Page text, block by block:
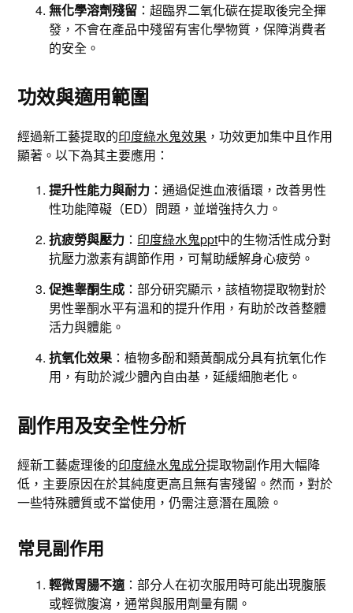
無化學溶劑殘留 ：超臨界二氧化碳在提取後完全揮
發，不會在產品中殘留有害化學物質，保障消費者
的安全。
功效與適用範圍
經過新工藝提取的印度綠水鬼效果 ，功效更加集中且作用
顯著。以下為其主要應用：
提升性能力與耐力 ：通過促進血液循環，改善男性
性功能障礙（ED）問題，並增強持久力。
抗疲勞與壓力 ： 印度綠水鬼ppt中的生物活性成分對
抗壓力激素有調節作用，可幫助緩解身心疲勞。
促進睾酮生成 ：部分研究顯示，該植物提取物對於
男性睾酮水平有溫和的提升作用，有助於改善整體
活力與體能。
抗氧化效果：植物多酚和類黃酮成分具有抗氧化作
用，有助於減少體內自由基，延緩細胞老化。
副作用及安全性分析
經新工藝處理後的印度綠水鬼成分提取物副作用大幅降
低，主要原因在於其純度更高且無有害殘留。然而，對於
一些特殊體質或不當使用，仍需注意潛在風險。
常見副作用
輕微胃腸不適 ：部分人在初次服用時可能出現腹脹
或輕微腹瀉，通常與服用劑量有關。